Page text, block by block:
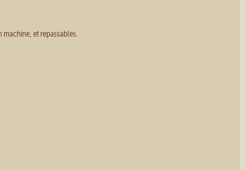
machine, et repassables.